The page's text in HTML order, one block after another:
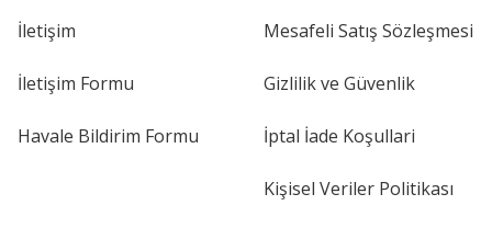
İletişim
İletişim Formu
Havale Bildirim Formu
Mesafeli Satış Sözleşmesi
Gizlilik ve Güvenlik
İptal İade Koşullari
Kişisel Veriler Politikası